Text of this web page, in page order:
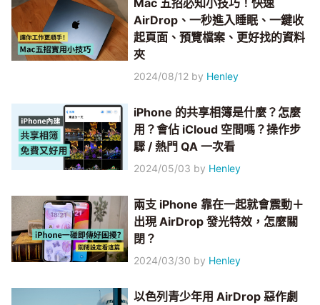
Mac 五招必知小技巧！快速
AirDrop、一秒進入睡眠、一鍵收
起頁面、預覽檔案、更好找的資料
夾
2024/08/12 by Henley
iPhone 的共享相簿是什麼？怎麼
用？會佔 iCloud 空間嗎？操作步
驟 / 熱門 QA 一次看
2024/05/03 by Henley
兩支 iPhone 靠在一起就會震動＋
出現 AirDrop 發光特效，怎麼關
閉？
2024/03/30 by Henley
以色列青少年用 AirDrop 惡作劇